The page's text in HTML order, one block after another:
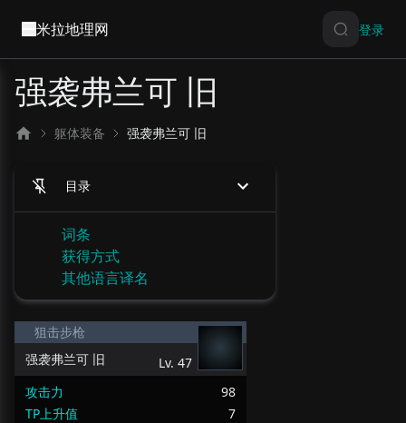
米拉地理网 登录
强袭弗兰可 旧
躯体装备 强袭弗兰可 旧
目录
词条
获得方式
其他语言译名
狙击步枪
强袭弗兰可 旧
Lv. 47
攻击力
98
TP上升值
7